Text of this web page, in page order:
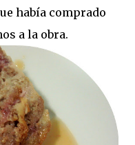
había comprado
a la obra.